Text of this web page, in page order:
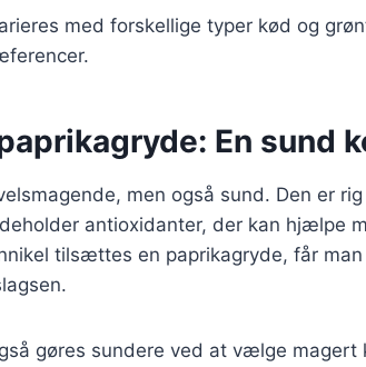
med forskellige typer kød og
En sund
men også sund. Den er
antioxidanter, der kan hjælpe
tilsættes en paprikagryde, får
gøres sundere ved at vælge